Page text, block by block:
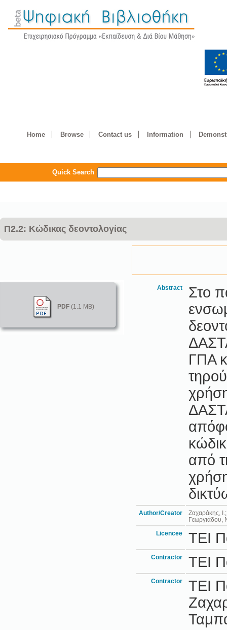
Home Browse Contact us Information
Quick Search
Π2.2: Κώδικας δεοντολογίας
PDF (1.1 MB)
Abstract
Στο
ΓΠΑ
από
Author/Creator Ζαχαράκης, Ι.
Γεωργιάδου,
Licencee ΤΕΙ
Contractor ΤΕΙ
Contractor
ΤΕΙ